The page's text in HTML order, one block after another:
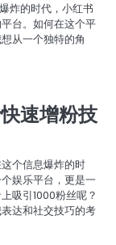
炸的时代，小红书
台。如何在这个平
从一个独特的角
速增粉技
个信息爆炸的时
娱乐平台，更是一
吸引1000粉丝呢？
达和社交技巧的考